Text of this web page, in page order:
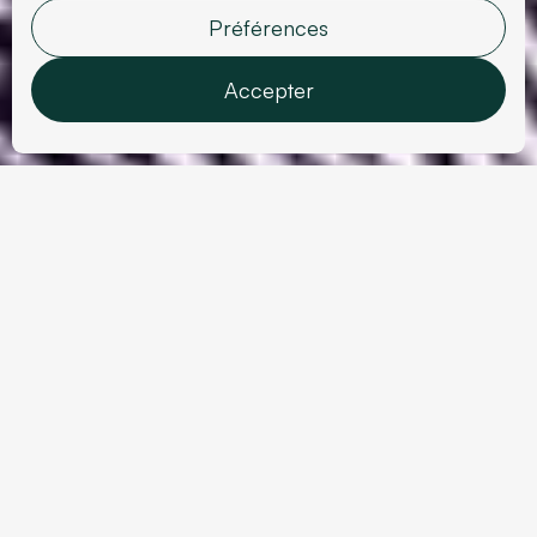
En effet,
il est extrêmement aisé de créer tous
types de supports visuels sur Figma.On peut
penser ici à des logotypes, à des chartes
graphiques complètes (typographies, colorimétrie)
ou encore à des supports de communication tels
Préférences
Accepter
Fonctionnalités